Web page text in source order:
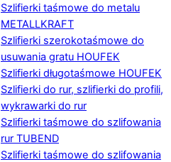
Szlifierki taśmowe do metalu
METALLKRAFT
Szlifierki szerokotaśmowe do
usuwania gratu HOUFEK
Szlifierki długotaśmowe HOUFEK
Szlifierki do rur, szlifierki do profili,
wykrawarki do rur
Szlifierki taśmowe do szlifowania
rur TUBEND
Szlifierki taśmowe do szlifowania